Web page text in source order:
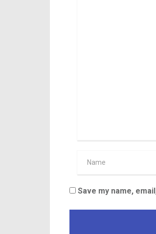
Save my name,